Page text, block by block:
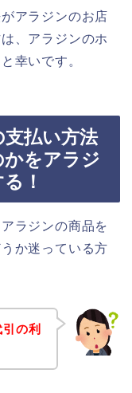
アラジンのお店
、アラジンのホ
幸いです。
払い方法
をアラジ
！
ラジンの商品を
か迷っている方
の利